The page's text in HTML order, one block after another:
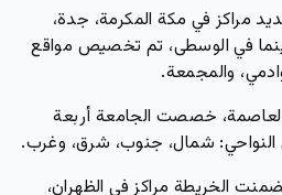
مراكز في مكة المكرمة، جدة،
بينما في الوسطى، تم تخصيص مواقع
والمجمعة.
العاصمة، خصصت الجامعة أربعة
النواحي: شمال، جنوب، شرق، وغرب.
الخريطة مراكز في الظهران،